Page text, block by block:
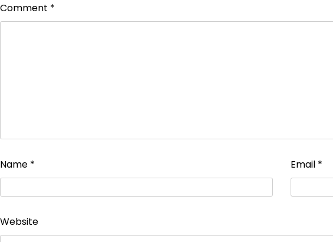
Comment *
Name * Email *
Website